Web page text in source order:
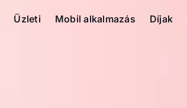
Üzleti Mobil alkalmazás Díjak